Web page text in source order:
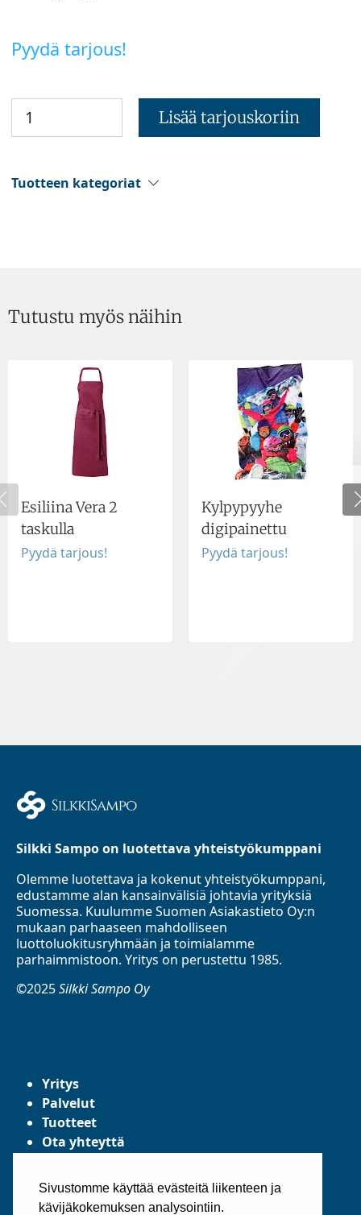
Sivustomme käyttää evästeitä liikenteen ja
kävijäkokemuksen analysointiin.
Pyydä tarjous!
Lisää tarjouskoriin
Tuotteen kategoriat
Tutustu myös näihin
Esiliina Vera 2
taskulla
Pyydä tarjous!
Kylpypyyhe
digipainettu
Pyydä tarjous!
Silkki Sampo on luotettava yhteistyökumppani
Olemme luotettava ja kokenut yhteistyökumppani,
edustamme alan kansainvälisiä johtavia yrityksiä
Suomessa. Kuulumme Suomen Asiakastieto Oy:n
mukaan parhaaseen mahdolliseen
luottoluokitusryhmään ja toimialamme
parhaimmistoon. Yritys on perustettu 1985.
©2025Silkki Sampo Oy
Yritys
Palvelut
Tuotteet
Ota yhteyttä
Yleiset toimitusehdot